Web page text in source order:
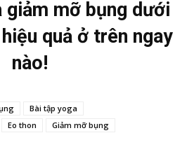
mỡ bụng dưới
quả ở trên ngay
nào!
Bài tập yoga
Eo thon
Giảm mỡ bụng